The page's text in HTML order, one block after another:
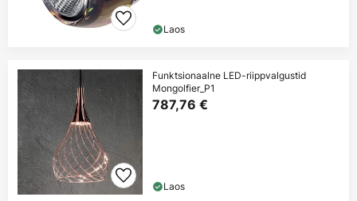
Laos
Funktsionaalne LED-riippvalgustid
Mongolfier_P1
787,76 €
Laos